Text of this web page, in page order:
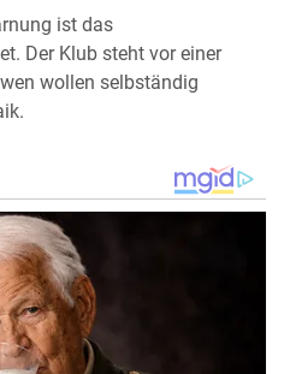
ist das
Der Klub steht vor einer
wollen selbständig